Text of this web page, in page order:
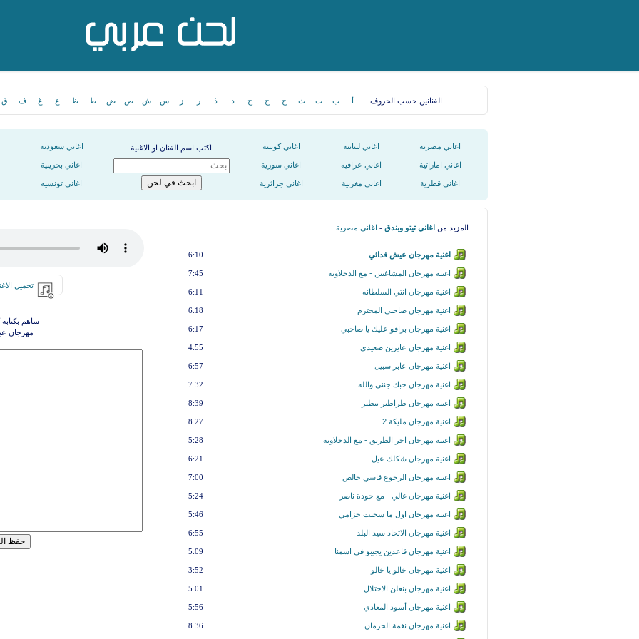
الفنانين حسب الحروف أ ب ت ث ج ح خ د ذ ر ز س ش ص ض ط ظ ع غ ف ق
اغاني مصرية اغاني لبنانيه اغاني كويتية اكتب اسم الفنان او الاغنية اغاني سعودية
اغاني اماراتية اغاني عراقيه اغاني سورية اغاني بحرينية
اغاني قطرية اغاني مغربية اغاني جزائرية اغاني تونسيه
المزيد من اغاني تيتو وبندق - اغاني مصرية
اغنية مهرجان عيش فدائي 6:10
اغنية مهرجان المشاغبين - مع الدخلاوية 7:45
اغنية مهرجان انتي السلطانه 6:11
اغنية مهرجان صاحبي المحترم 6:18
اغنية مهرجان برافو عليك يا صاحبي 6:17
اغنية مهرجان عايزين صعيدي 4:55
اغنية مهرجان عابر سبيل 6:57
اغنية مهرجان حبك جنني والله 7:32
اغنية مهرجان طراطير بتطير 8:39
اغنية مهرجان مليكة 2 8:27
اغنية مهرجان اخر الطريق - مع الدخلاوية 5:28
اغنية مهرجان شكلك عيل 6:21
اغنية مهرجان الرجوع قاسي خالص 7:00
اغنية مهرجان غالي - مع حودة ناصر 5:24
اغنية مهرجان اول ما سحبت حزامي 5:46
اغنية مهرجان الاتحاد سيد البلد 6:55
اغنية مهرجان قاعدين يجيبو في اسمنا 5:09
اغنية مهرجان خالو يا خالو 3:52
اغنية مهرجان بنعلن الاحتلال 5:01
اغنية مهرجان أسود المعادي 5:56
اغنية مهرجان نغمة الحرمان 8:36
تحميل
ساهم بكتابه
مهرجان